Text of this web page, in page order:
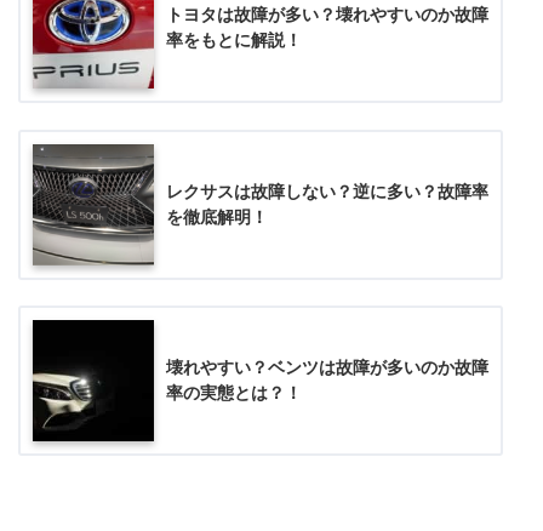
トヨタは故障が多い？壊れやすいのか故障
率をもとに解説！
レクサスは故障しない？逆に多い？故障率
を徹底解明！
壊れやすい？ベンツは故障が多いのか故障
率の実態とは？！